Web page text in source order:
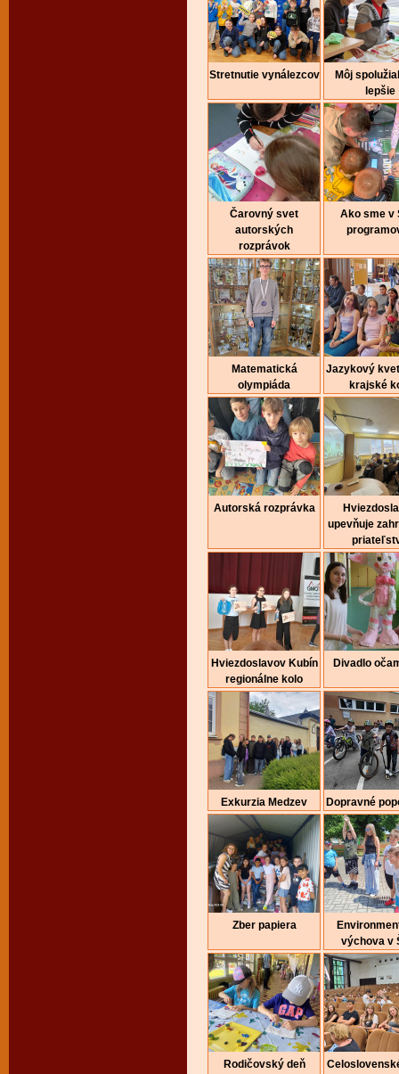
Stretnutie vynálezcov
Môj
lepšie
Čarovný svet
autorských
rozprávok
Ako sme v
Matematická
olympiáda
Jazykový
krajské
Autorská rozprávka
upevňuje
Hviezdoslavov Kubín
regionálne kolo
Divadlo
Exkurzia Medzev Dopravné
Zber papiera
výchova v
Rodičovský deň